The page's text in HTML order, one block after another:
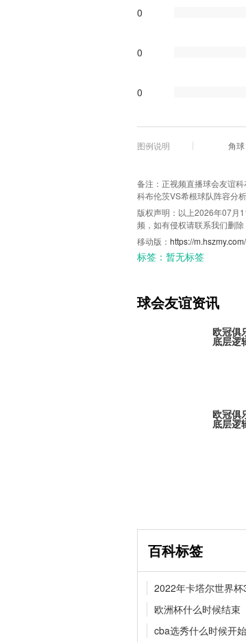
0
0
0
图例说明 角球
备注：正视频直播球会友谊
科布伦茨VS希根球队阵容分
版权声明：以上2026年07月
频，如有侵权请联系我们删除
移动版： https://
标签： 暂无标签
球会友谊资讯
欧冠俱
底层逻
欧冠俱
底层逻
欧冠
2026
成都蓉
百科标签
2022年卡塔尔世界
欧洲杯什么时候结束
cba选秀什么时候开始